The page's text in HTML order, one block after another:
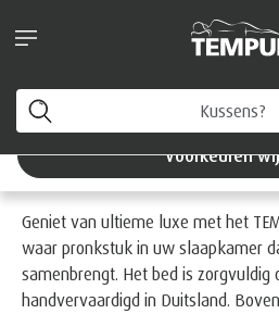
voorkeuren op elk moment
Voorkeuren
TEMPUR®
Geniet van ultieme luxe met het
waar pronkstuk in uw slaapkamer
samenbrengt. Het bed is zorgvuldig
handvervaardigd in Duitsland.